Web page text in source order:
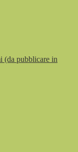
(da pubblicare in